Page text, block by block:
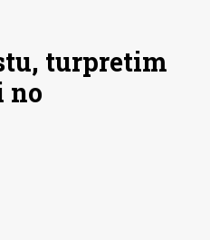
turpretim
no